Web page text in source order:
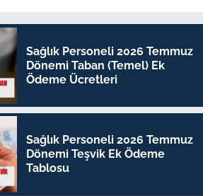
Sağlık Personeli 2026 Temmuz
Dönemi Taban (Temel) Ek
Ödeme Ücretleri
Sağlık Personeli 2026 Temmuz
Dönemi Teşvik Ek Ödeme
Tablosu